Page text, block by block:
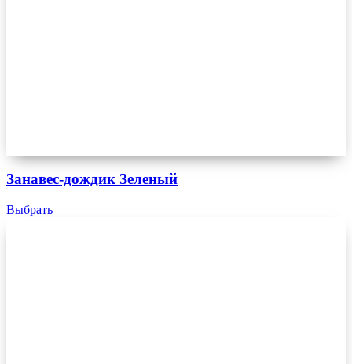
Занавес-дождик Зеленый
Выбрать